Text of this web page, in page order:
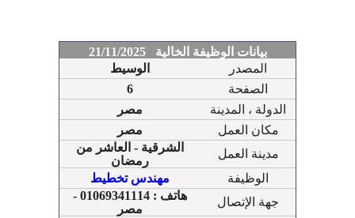
بيانات الوظيفة الخالية 21/11/2025
الوسيط
المصدر
6
الصفحة
مصر
الدولة ، المدينة
مصر
مكان العمل
الشرقية - العاشر من
رمضان
مدينة العمل
مهندس تخطيط
الوظيفة
هاتف : 01069341114 -
مصر
جهة الإتصال